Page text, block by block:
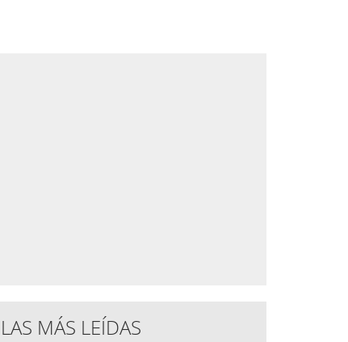
LAS MÁS LEÍDAS